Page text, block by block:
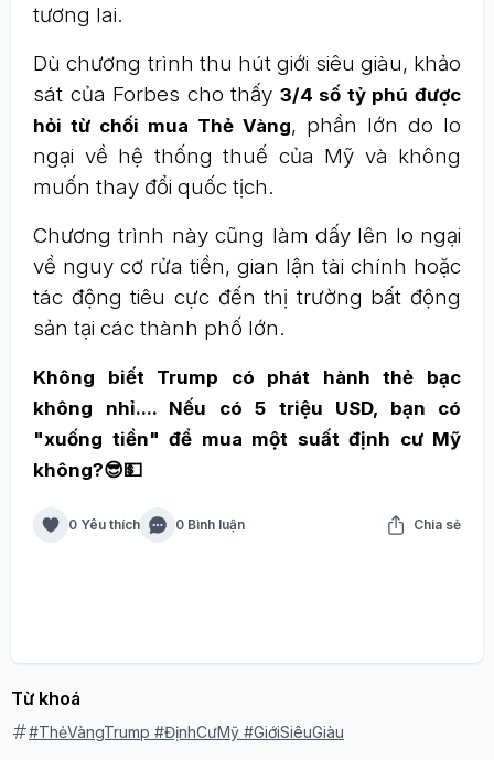
tương lai.
Dù chương trình thu hút giới siêu giàu, khảo
sát của Forbes cho thấy 3/4 số tỷ phú được
hỏi từ chối mua Thẻ Vàng, phần lớn do lo
ngại về hệ thống thuế của Mỹ và không
muốn thay đổi quốc tịch.
Chương trình này cũng làm dấy lên lo ngại
về nguy cơ rửa tiền, gian lận tài chính hoặc
tác động tiêu cực đến thị trường bất động
sản tại các thành phố lớn.
Không biết Trump có phát hành thẻ bạc
không nhỉ.... Nếu có 5 triệu USD, bạn có
"xuống tiền" để mua một suất định cư Mỹ
không?😎💵
0 Yêu thích 0 Bình luận Chia sẻ
Từ khoá
#ThẻVàngTrump #ĐịnhCưMỹ #GiớiSiêuGiàu